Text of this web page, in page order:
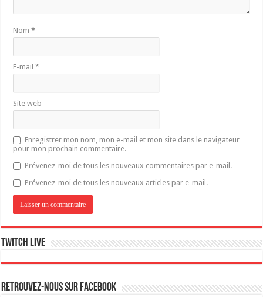
Nom*
E-mail*
Site web
Enregistrer mon nom, mon e-mail et mon site dans le navigateur
pour mon prochain commentaire.
Prévenez-moi de tous les nouveaux commentaires par e-mail.
Prévenez-moi de tous les nouveaux articles par e-mail.
Twitch live
Retrouvez-nous sur Facebook